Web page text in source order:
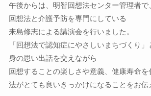
午後からは、明智回想法センター管理者
回想法と介護予防を専門にしている
来島修志による講演会を行いました。
「回想法で認知症にやさしいまちづくり
身の思い出話を交えながら
回想することの楽しさや意義、健康寿命を
法がとても良いきっかけになることをお伝